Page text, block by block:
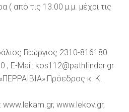
( από τις 13.00 μ.μ. μέχρι τις
Γεώργιος 2310-816180
, E-Mail: kos112@pathfinder.gr
κ. Κ.
www.lekov.gr,